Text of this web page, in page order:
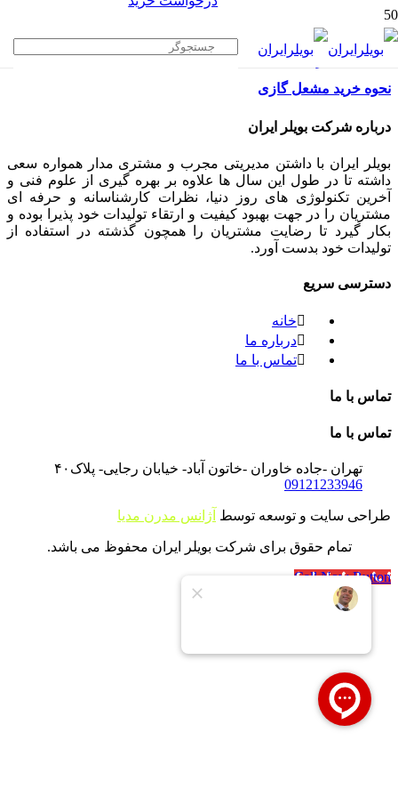
نحوه خرید مشعل گازی
درباره شرکت بویلر ایران
بویلر ایران با داشتن مدیریتی مجرب و مشتری مدار همواره سعی
داشته تا در طول این سال ها علاوه بر بهره گیری از علوم فنی و
آخرین تکنولوژی های روز دنیا، نظرات کارشناسانه و حرفه ای
مشتریان را در جهت بهبود کیفیت و ارتقاء تولیدات خود پذیرا بوده و
بکار گیرد تا رضایت مشتریان را همچون گذشته در استفاده از
تولیدات خود بدست آورد.
دسترسی سریع
خانه
درباره ما
تماس با ما
تماس با ما
تماس با ما
تهران -جاده خاوران -خاتون آباد- خیابان رجایی- پلاک۴۰
09121233946
طراحی سایت و توسعه توسط آژانس مدرن مدیا
تمام حقوق برای شرکت بویلر ایران محفوظ می باشد.
Call Now Button